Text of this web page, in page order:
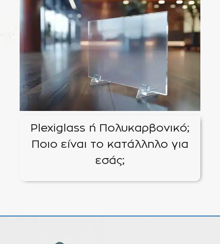
Plexiglass ή Πολυκαρβονικό;
Ποιο είναι το κατάλληλο για
εσάς;